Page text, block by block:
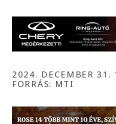
2024. DECEMBER
FORRÁS: MTI